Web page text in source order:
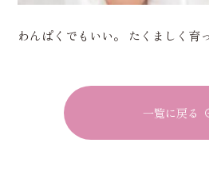
わんぱくでもいい。 たくましく育
一覧に戻る